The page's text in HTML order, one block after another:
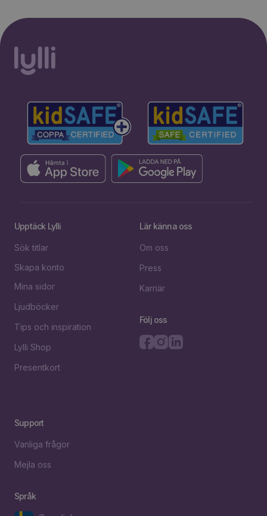
Upptäck Lylli
Sök titlar
Skapa konto
Mina sidor
Ljudböcker
Tips och inspiration
Lylli Shop
Presentkort
Lär känna oss
Om oss
Press
Karriär
Följ oss
Support
Vanliga frågor
Mejla oss
Språk